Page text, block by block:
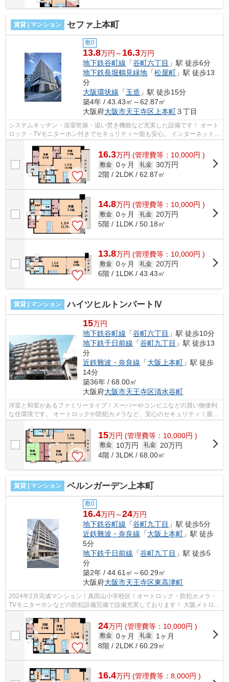
賃貸 | マンション セファ上本町
敷0
13.8万円～ 16.3万円
地下鉄谷町線 「谷町六丁目 」駅 徒歩6分
地下鉄長堀鶴見緑地 「松屋町 」駅 徒歩13
分
大阪環状線 「玉造 」駅 徒歩15分
築4年 / 43.43㎡～62.87㎡
大阪府大阪市天王寺区 上本町３丁目
システムキッチン・浴室乾燥・追い焚き機能など充実した設備です！ オート
ロック・TVモニターホン付きでセキュリティー面も安心。 インターネットも
無料でお使いいただけます！ ■□■□...
16.3万円 (管理費等：10,000円 )
敷金 0ヶ月 礼金 30万円
2階 / 2LDK / 62.87㎡
14.8万円 (管理費等：10,000円 )
敷金 0ヶ月 礼金
20万円
5階 / 1LDK / 50.18㎡
13.8万円 (管理費等：10,000円 )
敷金 0ヶ月 礼金
20万円
6階 / 1LDK / 43.43㎡
賃貸 | マンション ハイツヒルトンパートⅣ
15万円
地下鉄谷町線 「谷町六丁目 」駅 徒歩10分
地下鉄千日前線 「谷町九丁目 」駅 徒歩13
分
近鉄難波・奈良線 「大阪上本町 」駅 徒歩
14分
築36年 / 68.00㎡
大阪府大阪市天王寺区清水谷町
洋室と和室があるファミリータイプ！スーパーやコンビニなどの買い物便利
な住環境です。 オートロックや防犯カメラなど、安心のセキュリティ！屋根
15万円 (管理費等：10,000円 )
敷金 10万円 礼金
20万円
4階 / 3LDK / 68.00㎡
賃貸 | マンション ベルンガーデン上本町
敷0
16.4万円～24万円
地下鉄谷町線 「谷町九丁目 」駅 徒歩5分
近鉄難波・奈良線 「大阪上本町 」駅 徒歩
5分
地下鉄千日前線 「谷町九丁目 」駅 徒歩5
分
築2年 / 44.61㎡～60.29㎡
大阪府大阪市天王寺区東高津町
2024年2月完成マンション！真田山小学校区！オートロック・防犯カメラ・
TVモニターホンなどの防犯設備完備で設備充実しております！ 大阪メトロ谷
24万円 (管理費等：10,000円 )
敷金 0ヶ月 礼金
1ヶ月
8階 / 2LDK / 60.29㎡
16.4万円 (管理費等：8,000円 )